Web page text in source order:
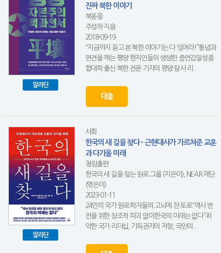
알라딘
진짜 북한 이야기
북돋움
주성하 지음
2018-09-19
“지금까지 듣고 본 북한 이야기는 다 잊어라!”통념과
편견을 깨는 평양 현지인들의 생생한 증언김일성종
합대학 출신 북한 전문 기자의 평양 탐사 리...
대출
알라딘
사회
한국의 새 길을 찾다 - 근현대사가 가르쳐준 교훈
과 다가올 미래
청림출판
한국의 새 길을 찾는 원로 그룹 (지은이), NEAR 재단
(엮은이)
2023-01-11
24인의 국가 원로·학자들의 고뇌에 찬 토로“역사 반
전을 위한 창조적 파괴 없이한국의 미래는 없다”취
약한 국가 리더십, 기득권자의 저항, 국민의...